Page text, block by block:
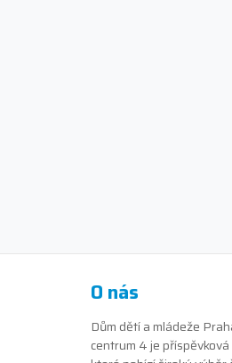
O nás
Dům dětí a mládeže
centrum 4 je